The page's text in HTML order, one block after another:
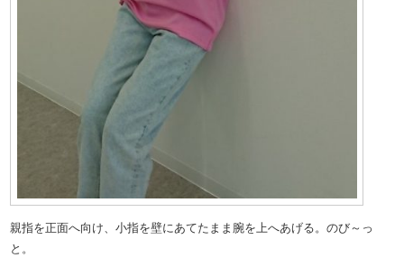
親指を正面へ向け、小指を壁にあてたまま腕を上へあげる。のび～っ
と。